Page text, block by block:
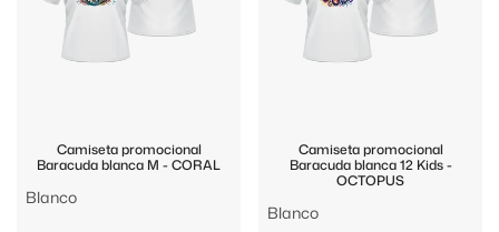
Camiseta promocional
Baracuda blanca M - CORAL
Blanco
Camiseta promocional
Baracuda blanca 12 Kids -
OCTOPUS
Blanco